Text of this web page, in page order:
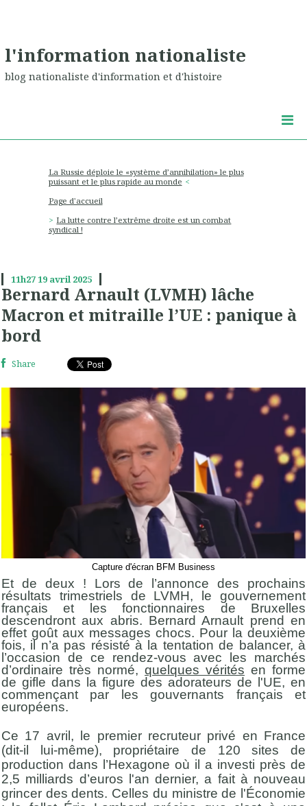
l'information nationaliste
blog nationaliste d'information et d'histoire
La Russie déploie le «système d’annihilation» le plus
puissant et le plus rapide au monde
Page d'accueil
La lutte contre l’extrême droite est un combat
syndical !
11h2719 avril 2025
Bernard Arnault (LVMH) lâche
Macron et mitraille l’UE : panique à
bord
Share
Capture d'écran BFM Business
Et de deux ! Lors de l’annonce des prochains
résultats trimestriels de LVMH, le gouvernement
français et les fonctionnaires de Bruxelles
descendront aux abris. Bernard Arnault prend en
effet goût aux messages chocs. Pour la deuxième
fois, il n’a pas résisté à la tentation de balancer, à
l’occasion de ce rendez-vous avec les marchés
d’ordinaire très normé, quelques vérités en forme
de gifle dans la figure des adorateurs de l'UE, en
commençant par les gouvernants français et
européens.
Ce 17 avril, le premier recruteur privé en France
(dit-il lui-même), propriétaire de 120 sites de
production dans l’Hexagone où il a investi près de
2,5 milliards d’euros l'an dernier, a fait à nouveau
grincer des dents. Celles du ministre de l'Économie